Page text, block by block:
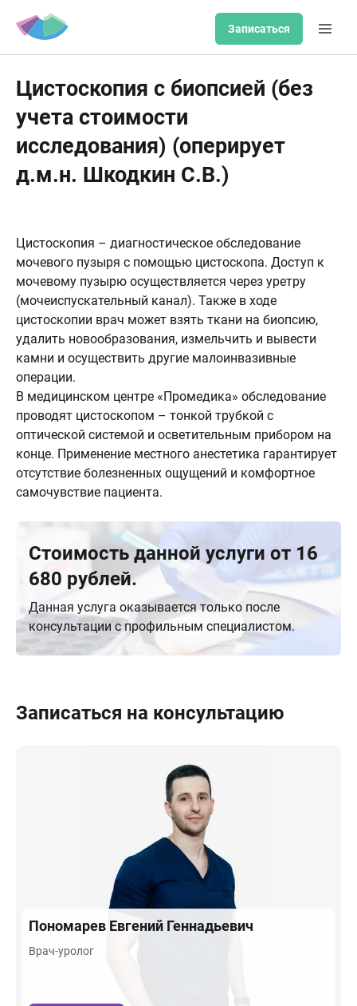
Записаться
Цистоскопия с биопсией (без
учета стоимости
исследования) (оперирует
д.м.н. Шкодкин С.В.)
Цистоскопия – диагностическое обследование
мочевого пузыря с помощью цистоскопа. Доступ к
мочевому пузырю осуществляется через уретру
(мочеиспускательный канал). Также в ходе
цистоскопии врач может взять ткани на биопсию,
удалить новообразования, измельчить и вывести
камни и осуществить другие малоинвазивные
операции.
В медицинском центре «Промедика» обследование
проводят цистоскопом – тонкой трубкой с
оптической системой и осветительным прибором на
конце. Применение местного анестетика гарантирует
отсутствие болезненных ощущений и комфортное
самочувствие пациента.
Стоимость данной услуги от 16
680 рублей.
Данная услуга оказывается только после
консультации с профильным специалистом.
Записаться на консультацию
Пономарев Евгений Геннадьевич
Врач-уролог